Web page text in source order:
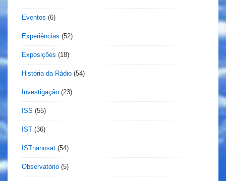
Eventos (6)
Experiências (52)
Exposições (18)
História da Rádio (54)
Investigação (23)
ISS (55)
IST (36)
ISTnanosat (54)
Observatório (5)